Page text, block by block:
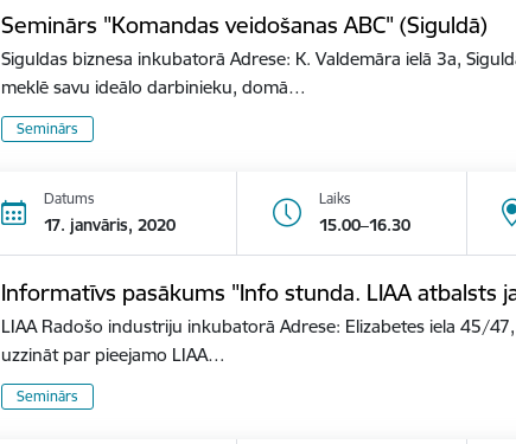
Seminārs "Komandas veidošanas ABC" (Siguldā)
Siguldas biznesa inkubatorā Adrese: K. Valdemāra ielā 3a,
meklē savu ideālo darbinieku, domā…
Seminārs
Datums
17. janvāris, 2020
Laiks
15.00–16.30
Informatīvs pasākums "Info stunda. LIAA atbalsts
LIAA Radošo industriju inkubatorā Adrese: Elizabetes iela 45/
uzzināt par pieejamo LIAA…
Seminārs